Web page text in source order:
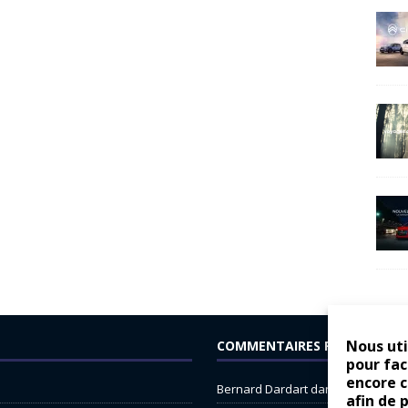
Nous
pour
encore
afin de
COMMENTAIRES RÉCENTS
Bernard Dardartdans Dacia